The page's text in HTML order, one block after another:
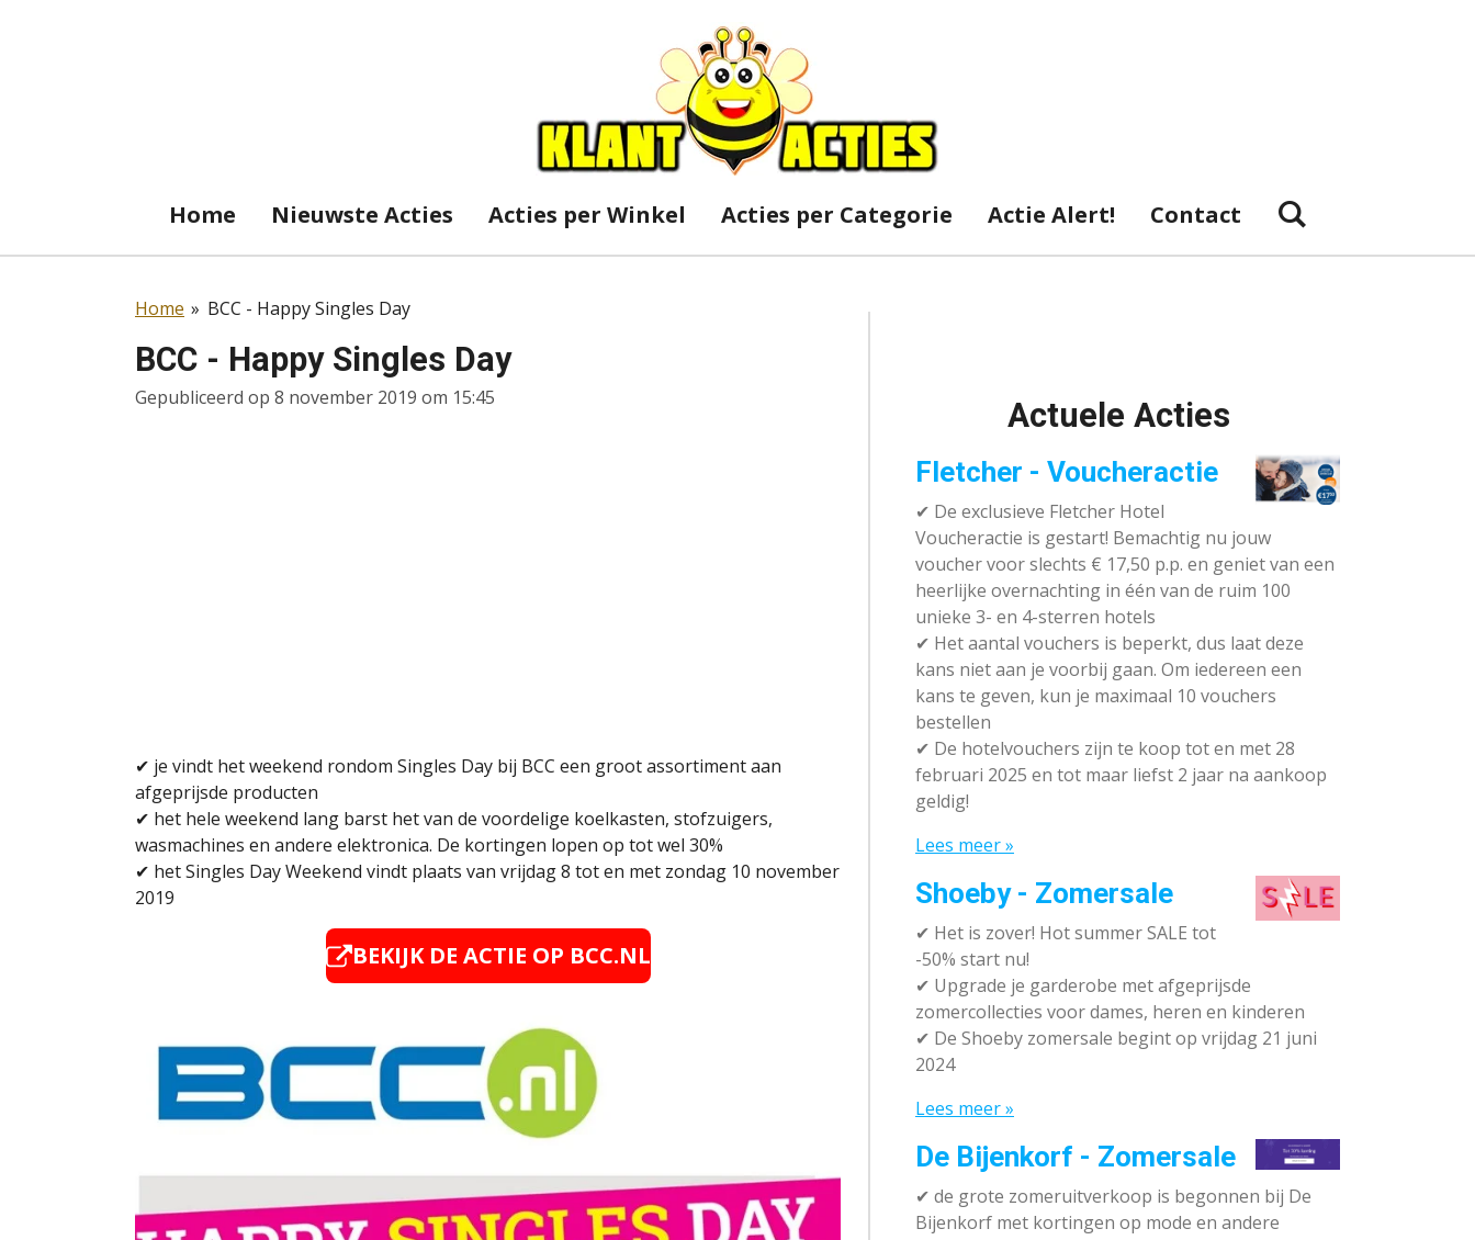
Home Nieuwste Acties Acties per Winkel Acties per Categorie Actie Alert! Contact
Home » BCC - Happy Singles Day
BCC - Happy Singles Day
Gepubliceerd op 8 november 2019 om 15:45
✔ je vindt het weekend rondom Singles Day bij BCC een groot assortiment aan
afgeprijsde producten
✔ het hele weekend lang barst het van de voordelige koelkasten, stofzuigers,
wasmachines en andere elektronica. De kortingen lopen op tot wel 30%
✔ het Singles Day Weekend vindt plaats van vrijdag 8 tot en met zondag 10 november
2019
BEKIJK DE ACTIE OP BCC.NL
Actuele Acties
Fletcher - Voucheractie
✔ De exclusieve Fletcher Hotel
Voucheractie is gestart! Bemachtig nu jouw
voucher voor slechts € 17,50 p.p. en geniet van een
heerlijke overnachting in één van de ruim 100
unieke 3- en 4-sterren hotels
✔ Het aantal vouchers is beperkt, dus laat deze
kans niet aan je voorbij gaan. Om iedereen een
kans te geven, kun je maximaal 10 vouchers
bestellen
✔ De hotelvouchers zijn te koop tot en met 28
februari 2025 en tot maar liefst 2 jaar na aankoop
geldig!
Lees meer »
Shoeby - Zomersale
✔ Het is zover! Hot summer SALE tot
-50% start nu!
✔ Upgrade je garderobe met afgeprijsde
zomercollecties voor dames, heren en kinderen
✔ De Shoeby zomersale begint op vrijdag 21 juni
2024
Lees meer »
De Bijenkorf - Zomersale
✔ de grote zomeruitverkoop is begonnen bij De
Bijenkorf met kortingen op mode en andere